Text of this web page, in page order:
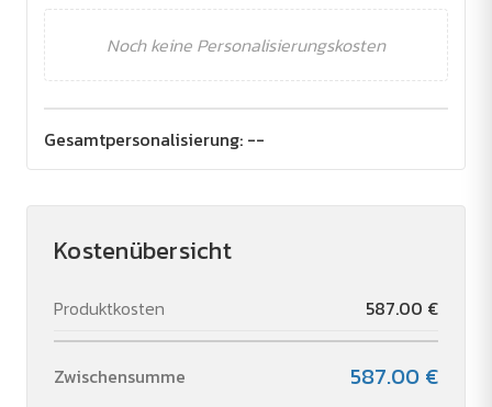
Noch keine Personalisierungskosten
Gesamtpersonalisierung: --
Kostenübersicht
Produktkosten 587.00 €
Zwischensumme 587.00 €